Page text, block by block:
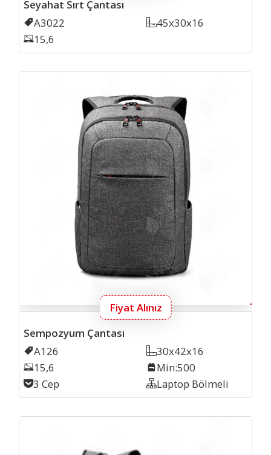
Seyahat Sırt Çantası
Kodu
A3022 Ölçü
45x30x16
Laptop Inch
15,6
Sirt
Fiyat Alınız
Sempozyum Çantası
Kodu
A126 Ölçü
30x42x16
Laptop Inch
15,6 Min. İmalat
Min:500
Cep Sayısı
3 Cep Organizer
Laptop Bölmeli